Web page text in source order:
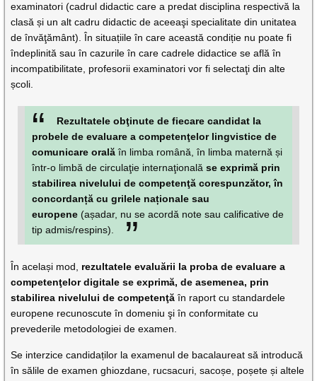
examinatori (cadrul didactic care a predat disciplina respectivă la
clasă și un alt cadru didactic de aceeaşi specialitate din unitatea
de învăţământ). În situațiile în care această condiție nu poate fi
îndeplinită sau în cazurile în care cadrele didactice se află în
incompatibilitate, profesorii examinatori vor fi selectaţi din alte
școli.
Rezultatele obţinute de fiecare candidat la
probele de evaluare a competenţelor lingvistice de
comunicare oralăîn limba română, în limba maternă și
într-o limbă de circulaţie internaţionalăse exprimă prin
stabilirea nivelului de competenţă corespunzător, în
concordanță cu grilele naționale sau
europene(așadar, nu se acordă note sau calificative de
tip admis/respins).
În același mod, rezultatele evaluării la proba de evaluare a
competenţelor digitale se exprimă, de asemenea, prin
stabilirea nivelului de competenţăîn raport cu standardele
europene recunoscute în domeniu şi în conformitate cu
prevederile metodologiei de examen.
Se interzice candidaților la examenul de bacalaureat să introducă
în sălile de examen ghiozdane, rucsacuri, sacoșe, poșete și altele